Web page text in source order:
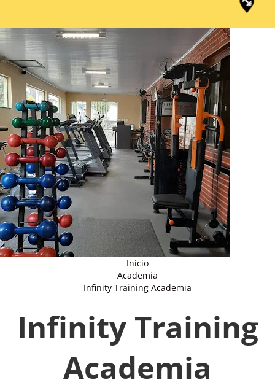
Início
Academia
Infinity Training Academia
Infinity Training
Academia